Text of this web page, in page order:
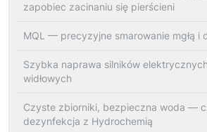
zapobiec zacinaniu się pierścieni
MQL — precyzyjne smarowanie mgłą i
Szybka naprawa silników
widłowych
Czyste zbiorniki, bezpieczna woda —
dezynfekcja z Hydrochemią